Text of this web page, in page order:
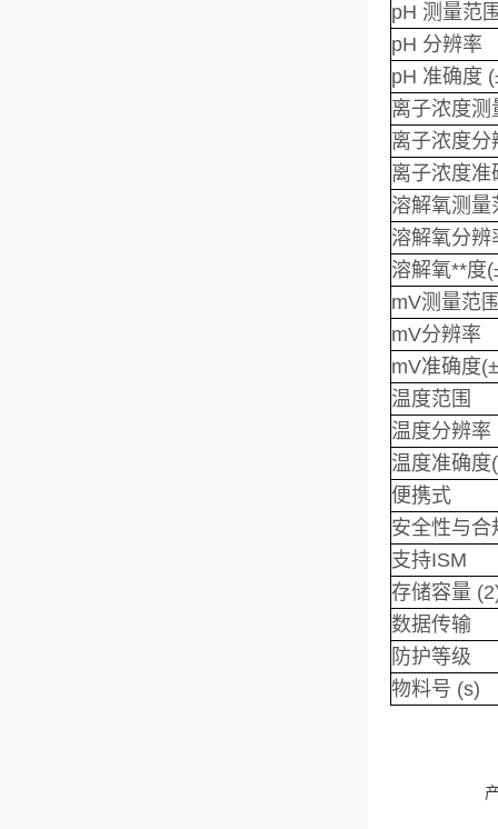
pH 测量范
pH 分辨率
pH 准确度
离子浓度测
离子浓度分
离子浓度准
溶解氧测量
溶解氧分辨
溶解氧**度
mV测量范
mV分辨率
mV准确度
温度范围
温度分辨率
温度准确度
便携式
安全性与合
支持ISM
存储容量
数据传输
防护等级
物料号 (s)